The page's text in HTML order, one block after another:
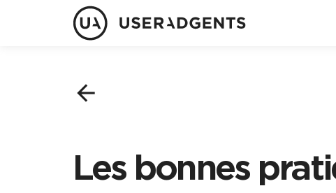
arrow_back
Les bonnes